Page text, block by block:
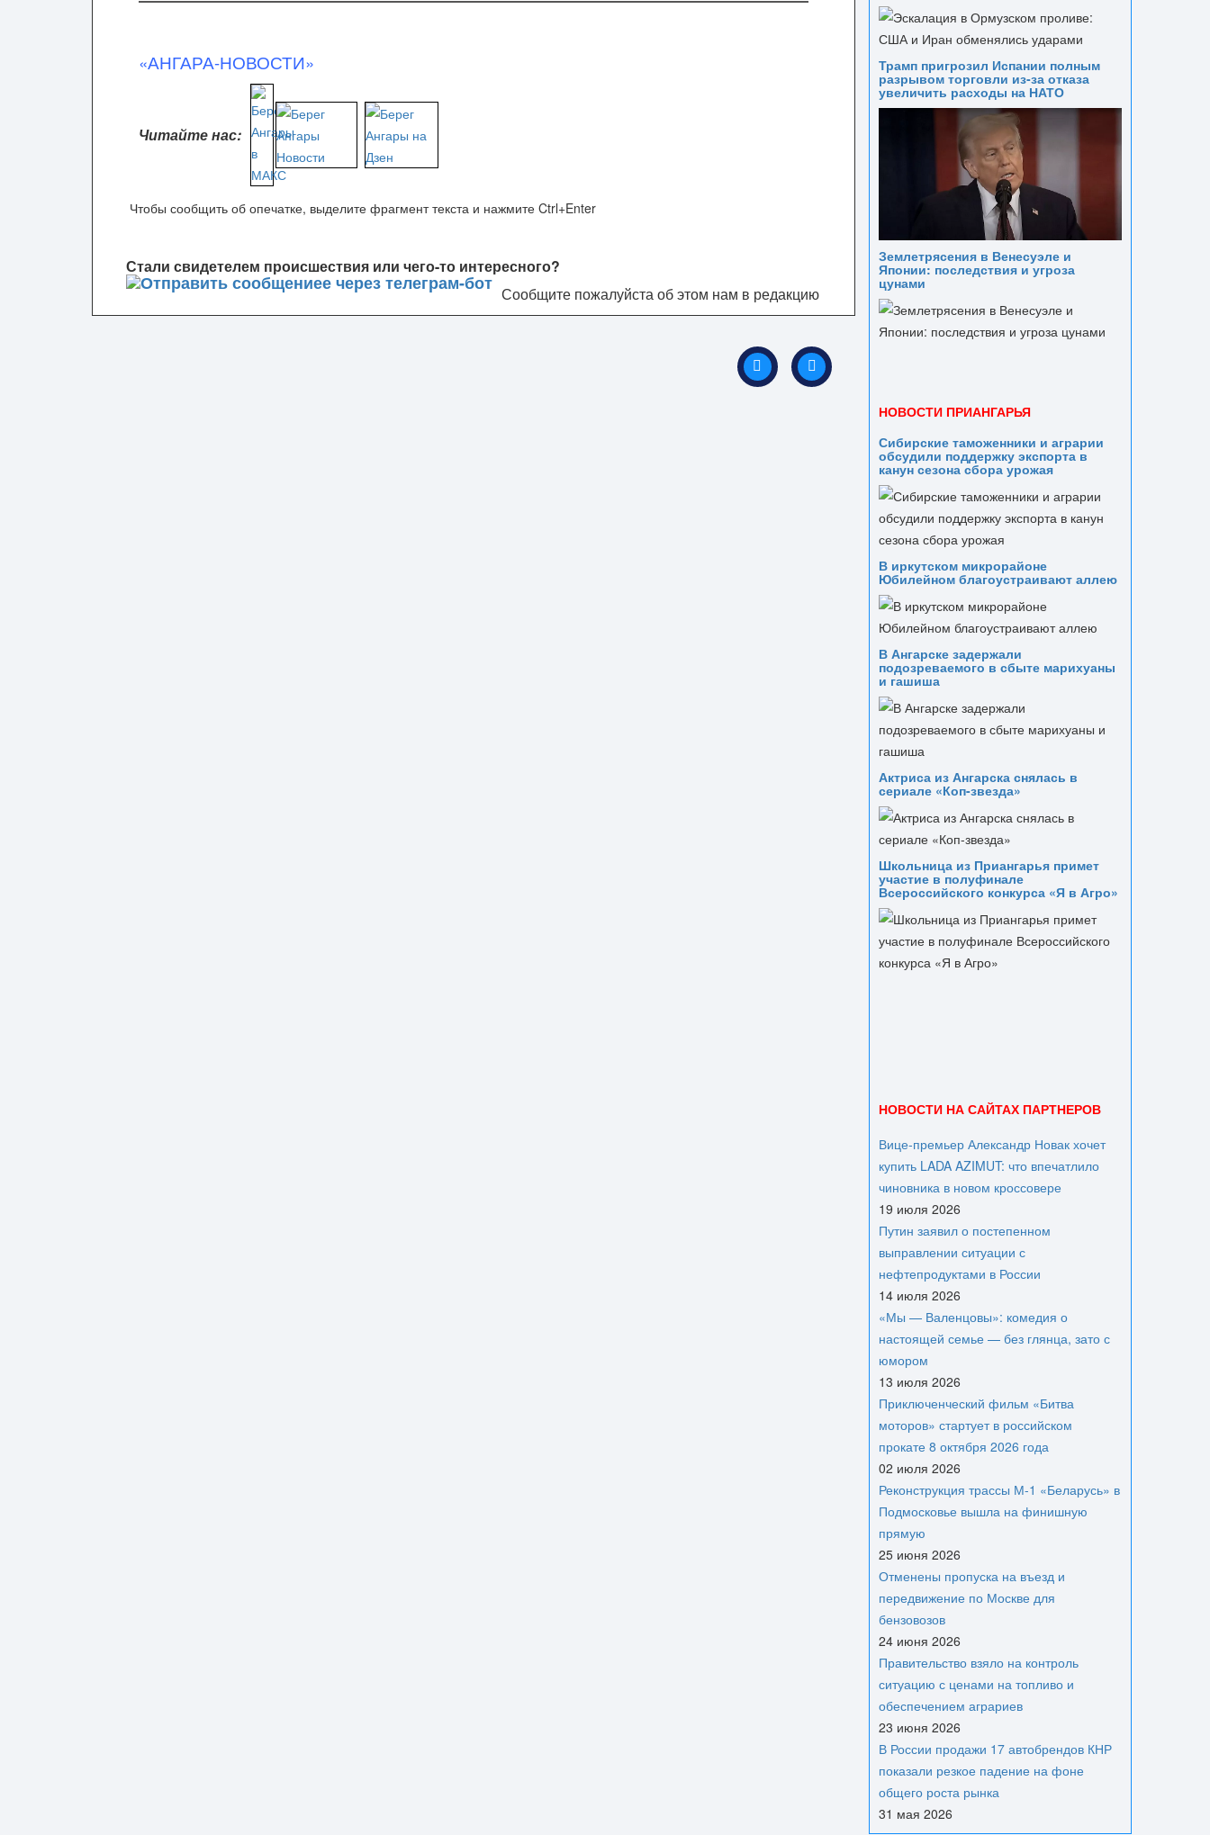
«АНГАРА-НОВОСТИ»
Читайте нас:
Стали свидетелем происшествия или чего-то интересного?
Сообщите пожалуйста об этом нам в редакцию
Чтобы сообщить об опечатке, выделите фрагмент текста и нажмите Ctrl+Enter
Трамп пригрозил Испании полным
разрывом торговли из‑за отказа
увеличить расходы на НАТО
Землетрясения в Венесуэле и
Японии: последствия и угроза
цунами
НОВОСТИ ПРИАНГАРЬЯ
Сибирские таможенники и аграрии
обсудили поддержку экспорта в
канун сезона сбора урожая
В иркутском микрорайоне
Юбилейном благоустраивают аллею
В Ангарске задержали
подозреваемого в сбыте марихуаны
и гашиша
Актриса из Ангарска снялась в
сериале «Коп-звезда»
Школьница из Приангарья примет
участие в полуфинале
Всероссийского конкурса «Я в Агро»
НОВОСТИ НА САЙТАХ ПАРТНЕРОВ
Вице‑премьер Александр Новак хочет
купить LADA AZIMUT: что впечатлило
чиновника в новом кроссовере
19 июля 2026
Путин заявил о постепенном
выправлении ситуации с
нефтепродуктами в России
14 июля 2026
«Мы — Валенцовы»: комедия о
настоящей семье — без глянца, зато с
юмором
13 июля 2026
Приключенческий фильм «Битва
моторов» стартует в российском
прокате 8 октября 2026 года
02 июля 2026
Реконструкция трассы М-1 «Беларусь» в
Подмосковье вышла на финишную
прямую
25 июня 2026
Отменены пропуска на въезд и
передвижение по Москве для
бензовозов
24 июня 2026
Правительство взяло на контроль
ситуацию с ценами на топливо и
обеспечением аграриев
23 июня 2026
В России продажи 17 автобрендов КНР
показали резкое падение на фоне
общего роста рынка
31 мая 2026